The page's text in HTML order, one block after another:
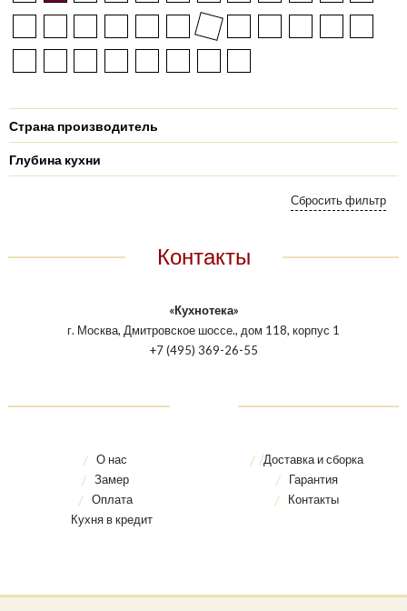
Страна производитель
Глубина кухни
Контакты
«Кухнотека»
г. Москва, Дмитровское шоссе., дом 118, корпус 1
+7 (495) 369-26-55
О нас
Замер
Оплата
Кухня в кредит
Доставка и сборка
Гарантия
Контакты